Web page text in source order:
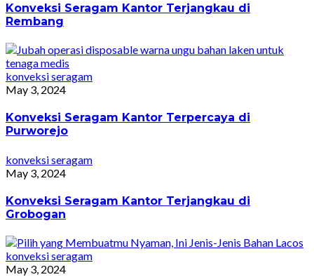
Konveksi Seragam Kantor Terjangkau di
Rembang
konveksi seragam
May 3, 2024
Konveksi Seragam Kantor Terpercaya di
Purworejo
konveksi seragam
May 3, 2024
Konveksi Seragam Kantor Terjangkau di
Grobogan
konveksi seragam
May 3, 2024